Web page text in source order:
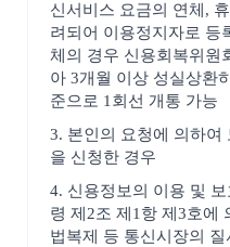
신서비스 요금의 연체,
려되어 이용정지자로 등
체의 경우 신용회복위원
아 3개월 이상 성실상환
준으로 1회선 개통 가능
3. 본인의 요청에 의하여
을 신청한 경우
4. 신용정보의 이용 및
령 제2조 제1항 제3호에
법복제 등 통신시장의